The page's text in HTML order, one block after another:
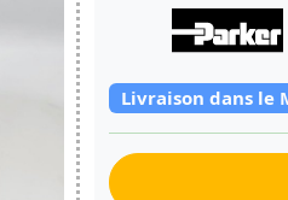
Livraison dans le